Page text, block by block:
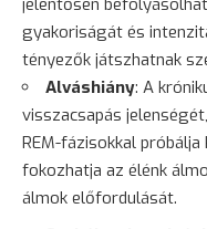
gyakoriságát és
tényezők játszhatnak
Alváshiány: A
visszacsapás
REM-fázisokkal
fokozhatja az élénk
álmok előfordulását.